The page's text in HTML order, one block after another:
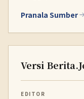
Pranala Sumber
Versi
EDITOR